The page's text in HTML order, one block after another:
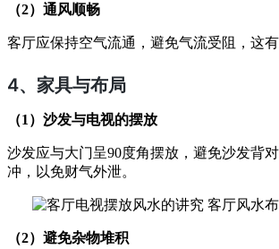
（2）通风顺畅
客厅应保持空气流通，避免气流受阻，这有
4、 家具与布局
（1）沙发与电视的摆放
沙发应与大门呈90度角摆放，避免沙发背
冲，以免财气外泄。
（2）避免杂物堆积